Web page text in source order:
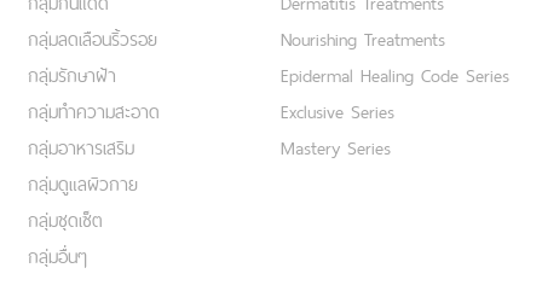
กลุ่มลดเลือนริ้วรอย
กลุ่มรักษาฝ้า
กลุ่มทำความสะอาด
กลุ่มอาหารเสริม
กลุ่มดูแลผิวกาย
กลุ่มชุดเซ็ต
กลุ่มอื่นๆ
Nourishing Treatments
Epidermal Healing Code Series
Exclusive Series
Mastery Series